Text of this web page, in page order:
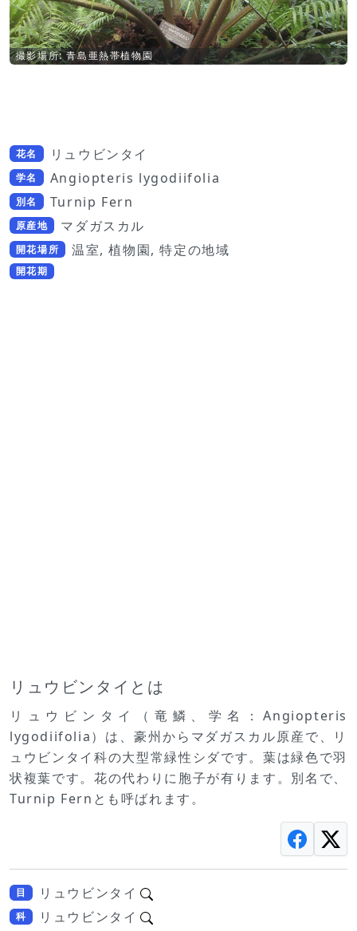
撮影場所: 青島亜熱帯植物園
花名 リュウビンタイ
学名 Angiopteris lygodiifolia
別名 Turnip Fern
原産地 マダガスカル
開花場所 温室, 植物園, 特定の地域
開花期
リュウビンタイとは
リュウビンタイ（竜鱗、学名：Angiopteris
lygodiifolia）は、豪州からマダガスカル原産で、リ
ュウビンタイ科の大型常緑性シダです。葉は緑色で羽
状複葉です。花の代わりに胞子が有ります。別名で、
Turnip Fernとも呼ばれます。
目 リュウビンタイ
科 リュウビンタイ